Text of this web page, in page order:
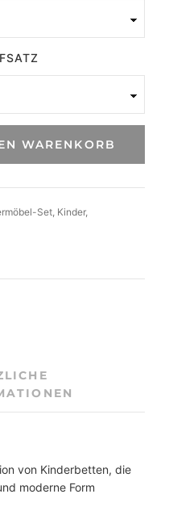
WARENKORB
Set Kinder
von Kinderbetten, die
moderne Form